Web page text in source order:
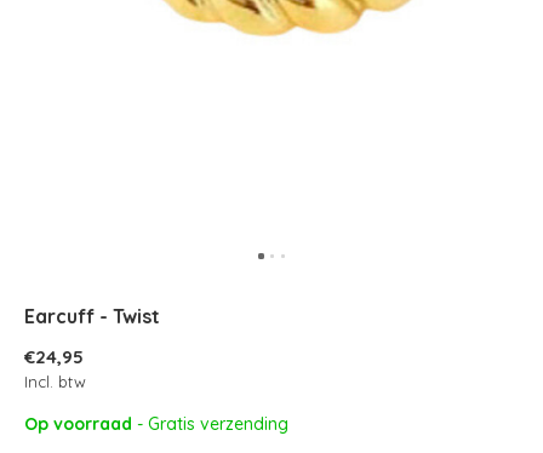
Earcuff - Twist
€24,95
Incl. btw
Op voorraad - Gratis verzending